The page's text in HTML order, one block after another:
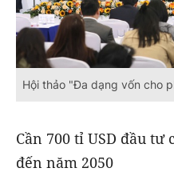
Hội thảo "Đa dạng vốn cho
Cần 700 tỉ USD đầu
đến năm 2050